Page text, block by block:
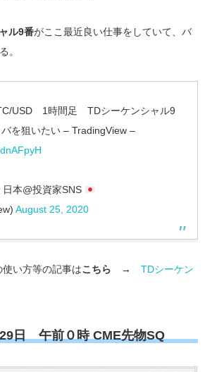
ル9番がここ最近良い仕事をしていて、バ
。
USD 1時間足 TDシーケンシャル9
を狙いたい – TradingView –
本@投資家SNS
August 25, 2020
い方等の記事はこちら → TDシーケン
29日 午前０時CME先物SQ